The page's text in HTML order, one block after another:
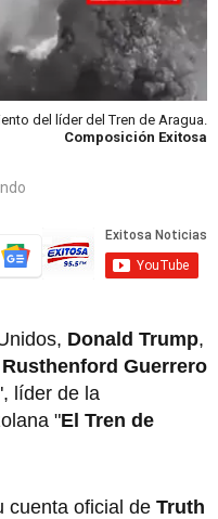
del líder del Tren de Aragua.
Composición Exitosa
Donald Trump,
Guerrero
líder de la
"El Tren de
cuenta oficial de Truth